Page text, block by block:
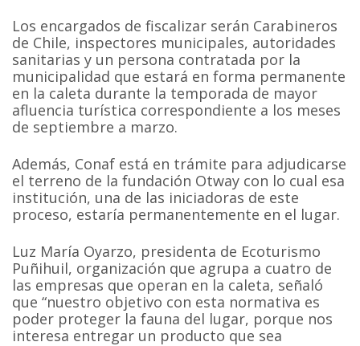
Los encargados de fiscalizar serán Carabineros
de Chile, inspectores municipales, autoridades
sanitarias y un persona contratada por la
municipalidad que estará en forma permanente
en la caleta durante la temporada de mayor
afluencia turística correspondiente a los meses
de septiembre a marzo.
Además, Conaf está en trámite para adjudicarse
el terreno de la fundación Otway con lo cual esa
institución, una de las iniciadoras de este
proceso, estaría permanentemente en el lugar.
Luz María Oyarzo, presidenta de Ecoturismo
Puñihuil, organización que agrupa a cuatro de
las empresas que operan en la caleta, señaló
que “nuestro objetivo con esta normativa es
poder proteger la fauna del lugar, porque nos
interesa entregar un producto que sea